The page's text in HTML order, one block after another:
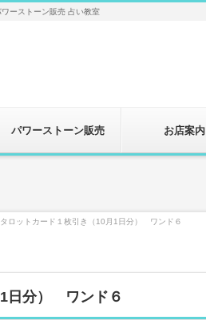
ーストーン販売 占い教室
パワーストーン販売 お店案内
ロットカード１枚引き（10月1日分） ワンド６
1日分） ワンド６